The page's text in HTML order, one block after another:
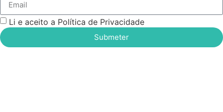
Li e aceito a Política de Privacidade
Submeter